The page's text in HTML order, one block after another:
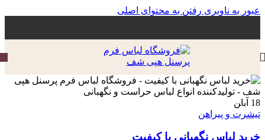
عبور به ناوبری رفتن به محتوای اصلی
18 آبا‍ن
تیشرت و پیراهن
خرید لباس نگهبانی با کیفیت